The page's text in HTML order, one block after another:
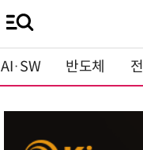
AI·SW 반도체